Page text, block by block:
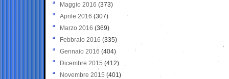
Maggio 2016 (373)
Aprile 2016 (307)
Marzo 2016 (369)
Febbraio 2016 (335)
Gennaio 2016 (404)
Dicembre 2015 (412)
Novembre 2015 (401)